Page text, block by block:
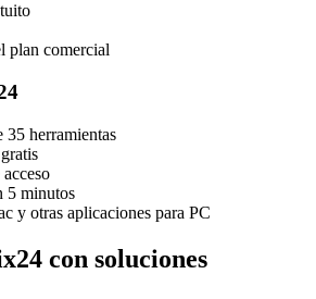
plan comercial
35 herramientas
5 minutos
y otras aplicaciones para PC
con soluciones